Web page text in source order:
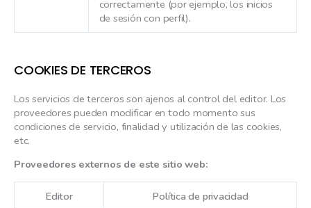
correctamente (por ejemplo, los inicios
de sesión con perfil).
COOKIES DE TERCEROS
Los servicios de terceros son ajenos al control del editor. Los
proveedores pueden modificar en todo momento sus
condiciones de servicio, finalidad y utilización de las cookies,
etc.
Proveedores externos de este sitio web:
Editor Política de privacidad